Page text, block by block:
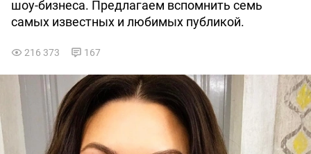
шоу-бизнеса. Предлагаем вспомнить семь
самых известных и любимых публикой.
216 373 167